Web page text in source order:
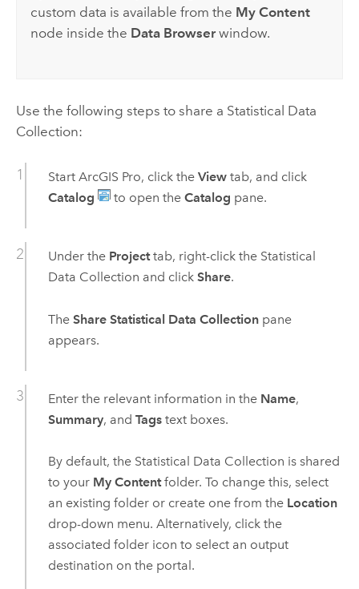
custom data is available from the My Content
node inside the Data Browser window.
Use the following steps to share a Statistical Data
Collection:
Start ArcGIS Pro, click the Viewtab, and click
Catalog
to open the Catalog pane.
Under the Projecttab, right-click the Statistical
Data Collection and click Share.
The Share Statistical Data Collectionpane
appears.
Enter the relevant information in the Name,
Summary, and Tagstext boxes.
By default, the Statistical Data Collection is shared
to your My Contentfolder. To change this, select
an existing folder or create one from the Location
drop-down menu. Alternatively, click the
associated folder icon to select an output
destination on the portal.